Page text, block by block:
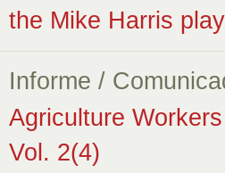
the Mike Harris
Informe /
Agriculture
Vol. 2(4)